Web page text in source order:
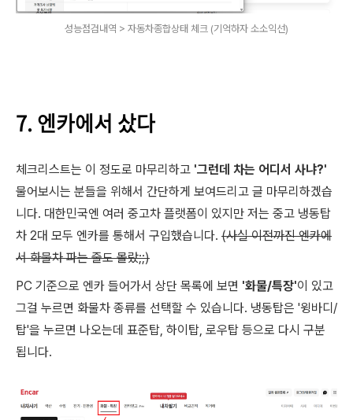
성능점검내역 > 자동차종합상태 체크 (기억하자 소소익선)
7. 엔카에서 샀다
체크리스트는 이 정도로 마무리하고 '그런데 차는 어디서 사냐?'
물어보시는 분들을 위해서 간단하게 보여드리고 글 마무리하겠습
니다. 대한민국엔 여러 중고차 플랫폼이 있지만 저는 중고 냉동탑
차 2대 모두 엔카를 통해서 구입했습니다. (사실 이전까진 엔카에
서 화물차 파는 줄도 몰랐;;)
PC 기준으로 엔카 들어가서 상단 목록에 보면 '화물/특장'이 있고
그걸 누르면 화물차 종류를 선택할 수 있습니다. 냉동탑은 '윙바디/
탑'을 누르면 나오는데 표준탑, 하이탑, 로우탑 등으로 다시 구분
됩니다.